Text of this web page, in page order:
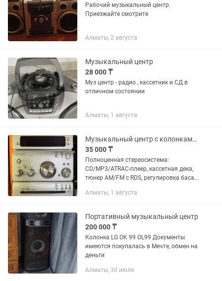
Рабочий музыкальный центр.
Приезжайте смотрите
Алматы, 2 августа
Музыкальный центр
28 000 ₸
Муз центр - радио , кассетник и СД в
отличном состоянии
Алматы, 1 августа
Музыкальный центр с колонками и пультом Sony CMT-GPZ7 Micro Hi-Fi, 2005
35 000 ₸
Полноценная стереосистема:
CD/MP3/ATRAC-плеер, кассетная дека,
тюнер AM/FM с RDS, регулировка баса
будильник по музыке. В комплекте —
Алматы, 1 августа
Портативный музыкальный центр
200 000 ₸
Колонка LG OK 99 OL99 Документы
имеются покупалась в Мечте, обмен на
деньги
Алматы, 30 июля